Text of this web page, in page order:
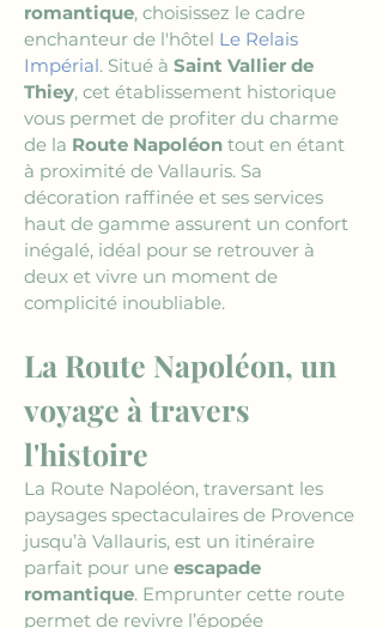
romantique, choisissez le cadre
enchanteur de l'hôtel Le Relais
Impérial. Situé à Saint Vallier de
Thiey, cet établissement historique
vous permet de profiter du charme
de la Route Napoléon tout en étant
à proximité de Vallauris. Sa
décoration raffinée et ses services
haut de gamme assurent un confort
inégalé, idéal pour se retrouver à
deux et vivre un moment de
complicité inoubliable.
La Route Napoléon, un
voyage à travers
l'histoire
La Route Napoléon, traversant les
paysages spectaculaires de Provence
jusqu’à Vallauris, est un itinéraire
parfait pour une escapade
romantique. Emprunter cette route
permet de revivre l’épopée